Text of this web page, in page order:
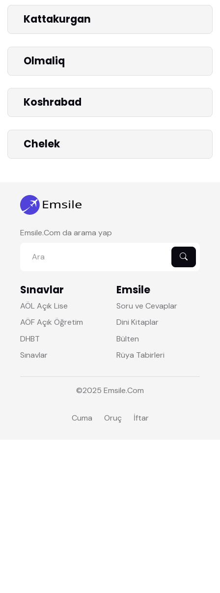
Kattakurgan
Olmaliq
Koshrabad
Chelek
Emsile.Com da arama yap
Sınavlar
AÖL Açık Lise
AÖF Açık Öğretim
DHBT
Sınavlar
Emsile
Soru ve Cevaplar
Dini Kitaplar
Bülten
Rüya Tabirleri
©2025 Emsile.Com
Cuma Oruç İftar